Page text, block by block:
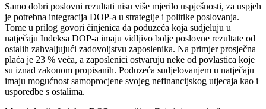
Samo dobri poslovni rezultati nisu više mjerilo uspješnosti, za uspjeh
je potrebna integracija DOP-a u strategije i politike poslovanja.
Tome u prilog govori činjenica da poduzeća koja sudjeluju u
natječaju Indeksa DOP-a imaju vidljivo bolje poslovne rezultate od
ostalih zahvaljujući zadovoljstvu zaposlenika. Na primjer prosječna
plaća je 23 % veća, a zaposlenici ostvaruju neke od povlastica koje
su iznad zakonom propisanih. Poduzeća sudjelovanjem u natječaju
imaju mogućnost samoprocjene svojeg nefinancijskog utjecaja kao i
usporedbe s ostalima.